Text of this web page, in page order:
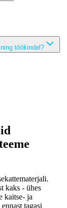
töökindel?
kaks - ühes
kaitse- ja
tagasi